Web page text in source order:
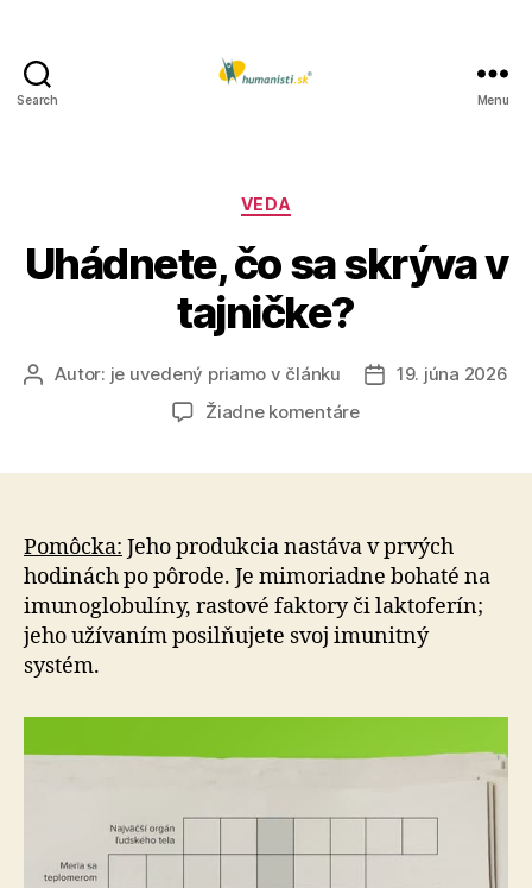
Search Menu
Kategórie
VEDA
Uhádnete, čo sa skrýva v
tajničke?
AutorAutor: je uvedený priamo v článku
Dátum
19. júna 2026
Žiadne komentárena
v
tajničke?
Pomôcka: Jeho produkcia nastáva v prvých
hodinách po pôrode. Je mimoriadne bohaté na
imunoglobulíny, ras­to­vé faktory či laktoferín;
jeho užívaním posilňujete svoj imunitný
systém.